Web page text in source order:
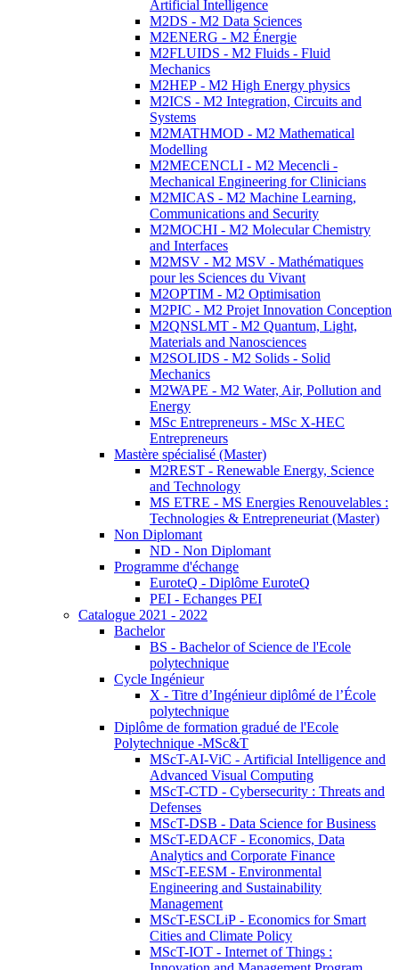
Artificial Intelligence
M2DS - M2 Data Sciences
M2ENERG - M2 Énergie
M2FLUIDS - M2 Fluids - Fluid
Mechanics
M2HEP - M2 High Energy physics
M2ICS - M2 Integration, Circuits and
Systems
M2MATHMOD - M2 Mathematical
Modelling
M2MECENCLI - M2 Mecencli -
Mechanical Engineering for Clinicians
M2MICAS - M2 Machine Learning,
Communications and Security
M2MOCHI - M2 Molecular Chemistry
and Interfaces
M2MSV - M2 MSV - Mathématiques
pour les Sciences du Vivant
M2OPTIM - M2 Optimisation
M2PIC - M2 Projet Innovation Conception
M2QNSLMT - M2 Quantum, Light,
Materials and Nanosciences
M2SOLIDS - M2 Solids - Solid
Mechanics
M2WAPE - M2 Water, Air, Pollution and
Energy
MSc Entrepreneurs - MSc X-HEC
Entrepreneurs
Mastère spécialisé (Master)
M2REST - Renewable Energy, Science
and Technology
MS ETRE - MS Energies Renouvelables :
Technologies & Entrepreneuriat (Master)
Non Diplomant
ND - Non Diplomant
Programme d'échange
EuroteQ - Diplôme EuroteQ
PEI - Echanges PEI
Catalogue 2021 - 2022
Bachelor
BS - Bachelor of Science de l'Ecole
polytechnique
Cycle Ingénieur
X - Titre d’Ingénieur diplômé de l’École
polytechnique
Diplôme de formation gradué de l'Ecole
Polytechnique -MSc&T
MScT-AI-ViC - Artificial Intelligence and
Advanced Visual Computing
MScT-CTD - Cybersecurity : Threats and
Defenses
MScT-DSB - Data Science for Business
MScT-EDACF - Economics, Data
Analytics and Corporate Finance
MScT-EESM - Environmental
Engineering and Sustainability
Management
MScT-ESCLiP - Economics for Smart
Cities and Climate Policy
MScT-IOT - Internet of Things :